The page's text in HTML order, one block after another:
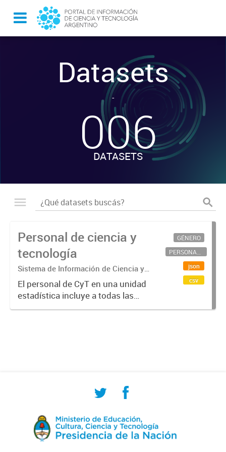
Datasets
-
006
DATASETS
Personal de ciencia y
tecnología
Sistema de Información de Ciencia y
Tecnología Argentino (SICYTAR)
El personal de CyT en una unidad
estadística incluye a todas las
personas involucradas
GÉNERO
PERSONAL CIENTÍFICO-TECNOLÓGICO
json
csv